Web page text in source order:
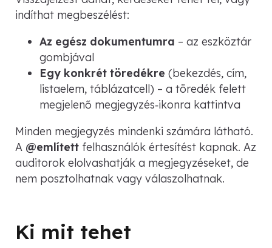
indíthat megbeszélést:
Az egész dokumentumra – az eszköztár
gombjával
Egy konkrét töredékre (bekezdés, cím,
listaelem, táblázatcell) – a töredék felett
megjelenő megjegyzés‑ikonra kattintva
Minden megjegyzés mindenki számára látható.
A @említett felhasználók értesítést kapnak. Az
auditorok elolvashatják a megjegyzéseket, de
nem posztolhatnak vagy válaszolhatnak.
Ki mit tehet